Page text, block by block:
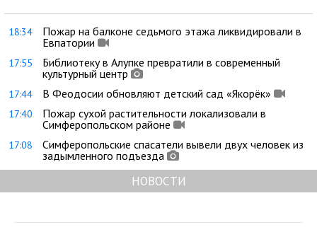
18:34
Пожар на балконе седьмого этажа ликвидировали в
Евпатории
17:55
Библиотеку в Алупке превратили в современный
культурный центр
17:44 В Феодосии обновляют детский сад «Якорёк»
17:40
Пожар сухой растительности локализовали в
Симферопольском районе
17:08
Симферопольские спасатели вывели двух человек из
задымленного подъезда
НОВОСТИ